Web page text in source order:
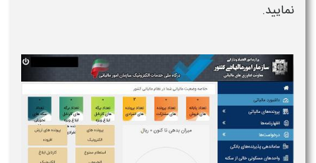
نمایید.